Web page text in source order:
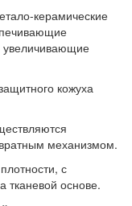
керамические
увеличивающие
кожуха
механизмом.
с
тканевой основе.